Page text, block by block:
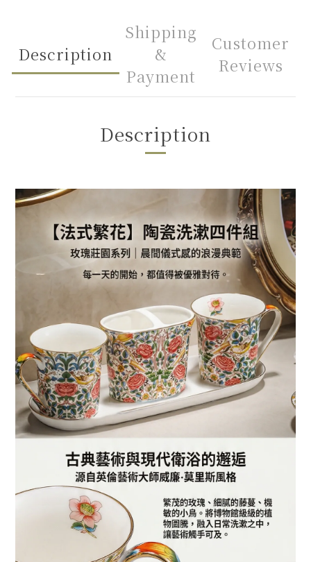
Description
Shipping
&
Payment
Customer
Reviews
Description